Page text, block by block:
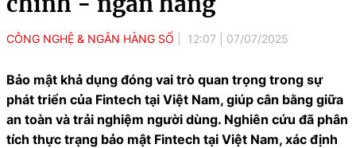
CÔNG NGHỆ & NGÂN HÀNG SỐ 12:07 07/07/2025
Bảo mật khả dụng đóng vai trò quan trọng trong sự
phát triển của Fintech tại Việt Nam, giúp cân bằng giữa
an toàn và trải nghiệm người dùng. Nghiên cứu đã phân
tích thực trạng bảo mật Fintech tại Việt Nam, xác định